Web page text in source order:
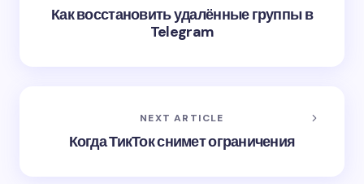
Как восстановить удалённые группы в
Telegram
NEXT ARTICLE
Когда ТикТок снимет ограничения